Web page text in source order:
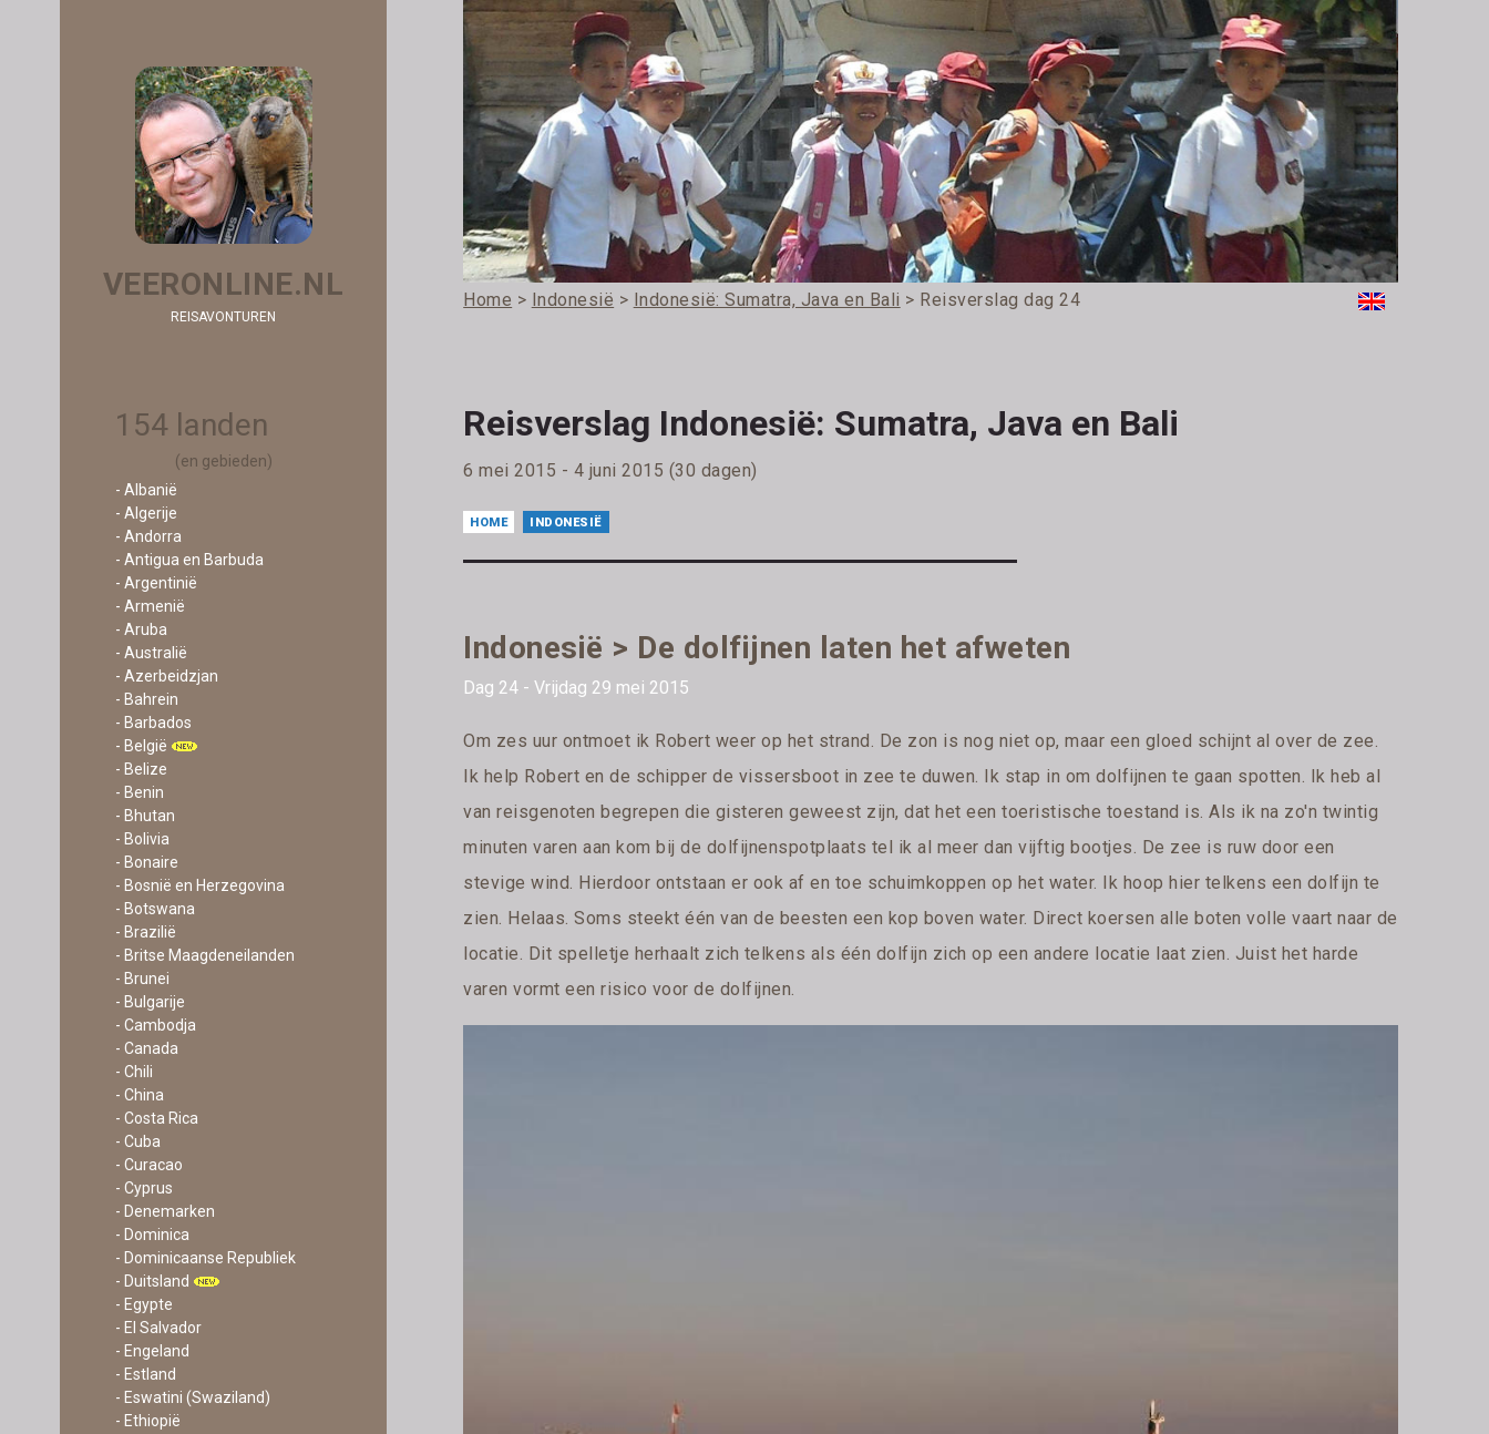
VEERONLINE.NL
REISAVONTUREN
154 landen
(en gebieden)
- Albanië
- Algerije
- Andorra
- Antigua en Barbuda
- Argentinië
- Armenië
- Aruba
- Australië
- Azerbeidzjan
- Bahrein
- Barbados
- België
- Belize
- Benin
- Bhutan
- Bolivia
- Bonaire
- Bosnië en Herzegovina
- Botswana
- Brazilië
- Britse Maagdeneilanden
- Brunei
- Bulgarije
- Cambodja
- Canada
- Chili
- China
- Costa Rica
- Cuba
- Curacao
- Cyprus
- Denemarken
- Dominica
- Dominicaanse Republiek
- Duitsland
- Egypte
- El Salvador
- Engeland
- Estland
- Eswatini (Swaziland)
- Ethiopië
Home > Indonesië > Indonesië: Sumatra, Java en Bali > Reisverslag dag 24
Reisverslag Indonesië: Sumatra, Java en Bali
6 mei 2015 - 4 juni 2015 (30 dagen)
HOME INDONESIË
Indonesië > De dolfijnen laten het afweten
Dag 24 - Vrijdag 29 mei 2015
Om zes uur ontmoet ik Robert weer op het strand. De zon is nog niet op, maar een gloed schijnt al over de zee.
Ik help Robert en de schipper de vissersboot in zee te duwen. Ik stap in om dolfijnen te gaan spotten. Ik heb al
van reisgenoten begrepen die gisteren geweest zijn, dat het een toeristische toestand is. Als ik na zo'n twintig
minuten varen aan kom bij de dolfijnenspotplaats tel ik al meer dan vijftig bootjes. De zee is ruw door een
stevige wind. Hierdoor ontstaan er ook af en toe schuimkoppen op het water. Ik hoop hier telkens een dolfijn te
zien. Helaas. Soms steekt één van de beesten een kop boven water. Direct koersen alle boten volle vaart naar de
locatie. Dit spelletje herhaalt zich telkens als één dolfijn zich op een andere locatie laat zien. Juist het harde
varen vormt een risico voor de dolfijnen.